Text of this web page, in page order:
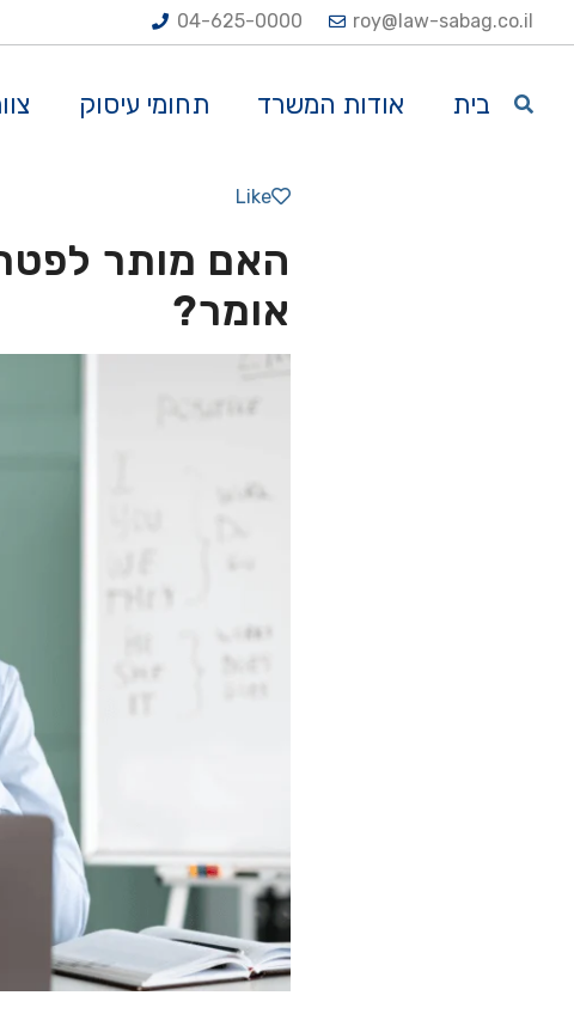
04-625-0000 roy@law-sabag.co.il
בית אודות המשרד תחומי עיסוק
Like
האם מותר
אומר?